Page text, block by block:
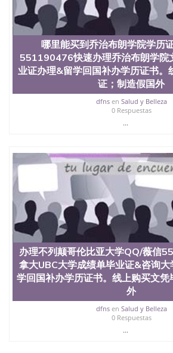
交时间，公司人员陪同客户本人一起
料； 5、等待结果，完成结果书留服
6、客户确认收到结果，付余款。 我
学院的毕业证成绩单所使用的材料，
结构（包括：水印，阴影底纹，钢印
银，LOGO烫金烫银复合重叠。 文字
镭射，紫外荧光，温感，复印防伪）
对照。质量得到了广大海外客户群体
海外学校留学中介， 同时能做到与时
各大院校的（毕业证，成绩单，资格
业证，录取通知书，在读证明等相关
原版实物，以求达到客户的需求。 我
们在保证合理定价的同时，坚持较高
质和效率不断优化，为您倾情诠释
咨询顾问：Sam q/微信:551190476 Q/
信:551190476办理毕业证成绩单、
知书，雅思，留学回国证明.
公司专业制作、办理、仿制、成绩单
教育部学历学位认证、毕业证、成绩
文凭、假文凭假毕业证假学历书制作
理、仿制学位证书、毕业证文凭、文
证认证、留服认证、使馆认证、使馆
回国人员证明、留学生认证、学历认
位认证、留学生学历认证、留学生学
凭学历、美国文凭学历、澳洲文凭学
哪里能买到乔治布朗学院学历
551190476快速办理乔治布朗学院
业证办理&留学回国补办学历证书。
证；制造假国外
dfnsen Salud y Belleza
0 Respuestas
...
办理不列颠哥伦比亚大学QQ/薇信
拿大UBC大学成绩单毕业证&咨询
学回国补办学历证书。线上购买文凭
外
dfnsen Salud y Belleza
0 Respuestas
...